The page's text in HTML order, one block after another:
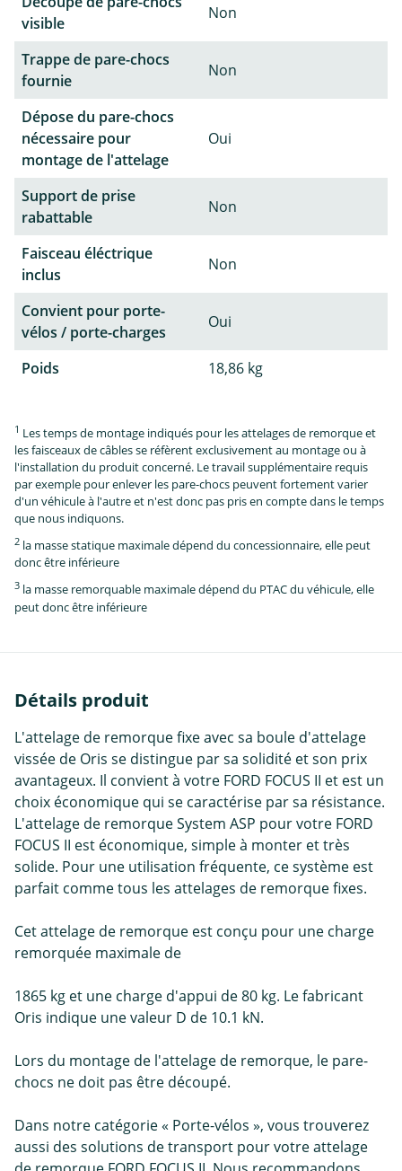
visible
Non
Trappe de pare-chocs
fournie
Non
Dépose du pare-chocs
nécessaire pour
montage de l'attelage
Oui
Support de prise
rabattable
Non
Faisceau éléctrique
inclus
Non
Convient pour porte-
vélos / porte-charges
Oui
Poids 18,86 kg
1 Les temps de montage indiqués pour les attelages de remorque et
les faisceaux de câbles se réfèrent exclusivement au montage ou à
l'installation du produit concerné. Le travail supplémentaire requis
par exemple pour enlever les pare-chocs peuvent fortement varier
d'un véhicule à l'autre et n'est donc pas pris en compte dans le temps
que nous indiquons.
2 la masse statique maximale dépend du concessionnaire, elle peut
donc être inférieure
3 la masse remorquable maximale dépend du PTAC du véhicule, elle
peut donc être inférieure
Détails produit
L'attelage de remorque fixe avec sa boule d'attelage
vissée de Oris se distingue par sa solidité et son prix
avantageux. Il convient à votre FORD FOCUS II et est un
choix économique qui se caractérise par sa résistance.
L'attelage de remorque System ASP pour votre FORD
FOCUS II est économique, simple à monter et très
solide. Pour une utilisation fréquente, ce système est
parfait comme tous les attelages de remorque fixes.
Cet attelage de remorque est conçu pour une charge
remorquée maximale de
1865 kg et une charge d'appui de 80 kg. Le fabricant
Oris indique une valeur D de 10.1 kN.
Lors du montage de l'attelage de remorque, le pare-
chocs ne doit pas être découpé.
Dans notre catégorie « Porte-vélos », vous trouverez
aussi des solutions de transport pour votre attelage